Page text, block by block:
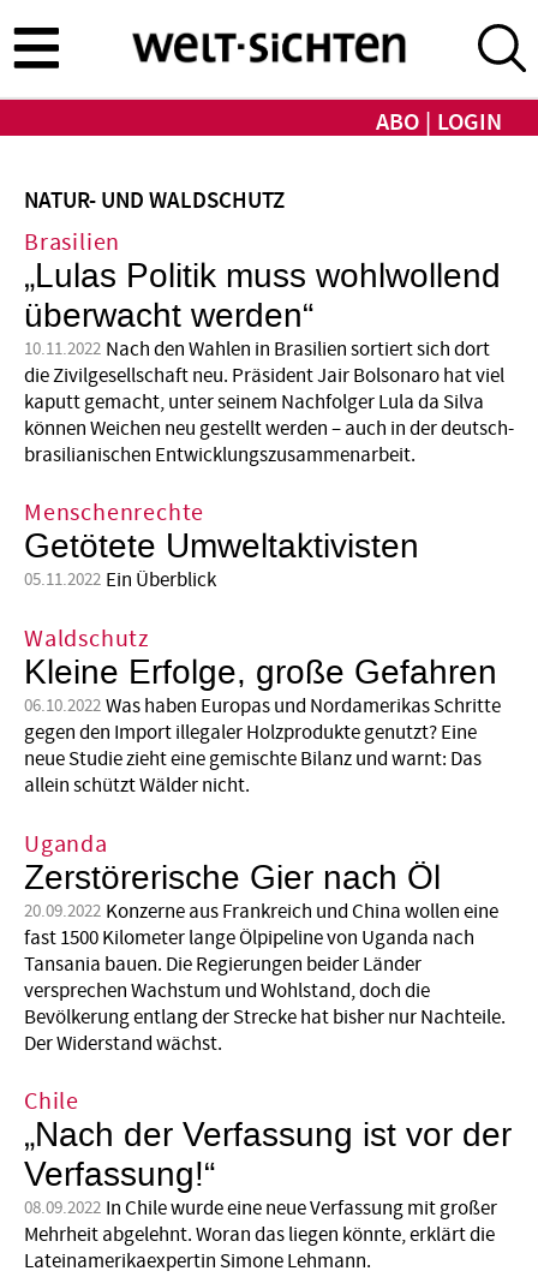
zum
Inhalt
ABO LOGIN
NATUR- UND WALDSCHUTZ
Brasilien
„Lulas Politik muss wohlwollend
überwacht werden“
10.11.2022 Nach den Wahlen in Brasilien sortiert sich dort
die Zivilgesellschaft neu. Präsident Jair Bolsonaro hat viel
kaputt gemacht, unter seinem Nachfolger Lula da Silva
können Weichen neu gestellt werden – auch in der deutsch-
brasilianischen Entwicklungszusammenarbeit.
Menschenrechte
Getötete Umweltaktivisten
05.11.2022 Ein Überblick
Waldschutz
Kleine Erfolge, große Gefahren
06.10.2022 Was haben Europas und Nordamerikas Schritte
gegen den Import illegaler Holzprodukte genutzt? Eine
neue Studie zieht eine gemischte Bilanz und warnt: Das
allein schützt Wälder nicht.
Uganda
Zerstörerische Gier nach Öl
20.09.2022 Konzerne aus Frankreich und China wollen eine
fast 1500 Kilometer lange Ölpipeline von Uganda nach
Tansania bauen. Die Regierungen beider Länder
versprechen Wachstum und Wohlstand, doch die
Bevölkerung entlang der Strecke hat bisher nur Nachteile.
Der Widerstand wächst.
Chile
„Nach der Verfassung ist vor der
Verfassung!“
08.09.2022 In Chile wurde eine neue Verfassung mit großer
Mehrheit abgelehnt. Woran das liegen könnte, erklärt die
Lateinamerikaexpertin Simone Lehmann.